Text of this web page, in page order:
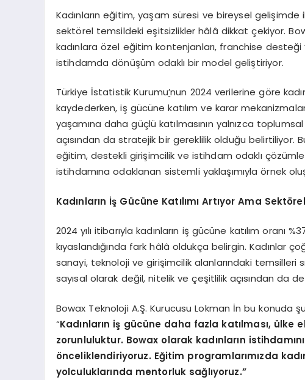
Kadınların eğitim, yaşam süresi ve bireysel
sektörel temsildeki eşitsizlikler hâlâ dikkat çekiyor.
kadınlara özel eğitim kontenjanları, franchise
istihdamda dönüşüm odaklı bir model geliştiriyor.
Türkiye İstatistik Kurumu’nun 2024 verilerine göre
kaydederken, iş gücüne katılım ve karar
yaşamına daha güçlü katılmasının yalnızca
açısından da stratejik bir gereklilik olduğu belirtiliyor.
eğitim, destekli girişimcilik ve istihdam odaklı
istihdamına odaklanan sistemli yaklaşımıyla örnek
Kadınların İş Gücüne KatılımıArtıyor Ama Sektö
2024 yılı itibarıyla kadınların iş gücüne katılım oranı
kıyaslandığında fark hâlâ oldukça belirgin. Kadınlar
sanayi, teknoloji ve girişimcilik alanlarındaki temsilleri
sayısal olarak değil, nitelik ve çeşitlilik açısından da
Bowax Teknoloji A.Ş. Kurucusu Lokman İn bu konuda
“Kadınların iş gücüne daha fazla katılması, ülke
zorunluluktur. Bowax olarak kadınların
önceliklendiriyoruz. Eğitim programlarımızda
yolculuklarında mentorluk sağlıyoruz.”